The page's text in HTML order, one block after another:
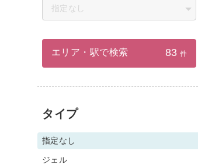
指定なし
エリア・駅で検索 83 件
タイプ
指定なし
ジェル